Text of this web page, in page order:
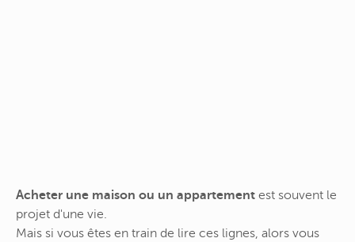
Acheter une maison ou un appartement est souvent le
projet d'une vie.
Mais si vous êtes en train de lire ces lignes, alors vous